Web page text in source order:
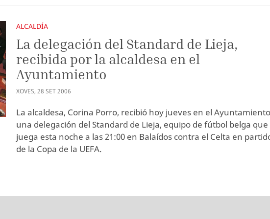
ALCALDÍA
La delegación del Standard de Lieja,
recibida por la alcaldesa en el
Ayuntamiento
XOVES,28 SET2006
La alcaldesa, Corina Porro, recibió hoy jueves en el
una delegación del Standard de Lieja, equipo de fútbol belga que
juega esta noche a las 21:00 en Balaídos contra el Celta en
de la Copa de la UEFA.